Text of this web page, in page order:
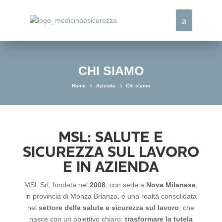
CHI SIAMO
Home 5 Azienda 5 Chi siamo
MSL: SALUTE E
SICUREZZA SUL LAVORO
E IN AZIENDA
MSL Srl, fondata nel 2008, con sede a Nova Milanese,
in provincia di Monza Brianza, è una realtà consolidata
nelsettore della salute e sicurezza sul lavoro , che
nasce con un obiettivo chiaro: trasformare la tutela